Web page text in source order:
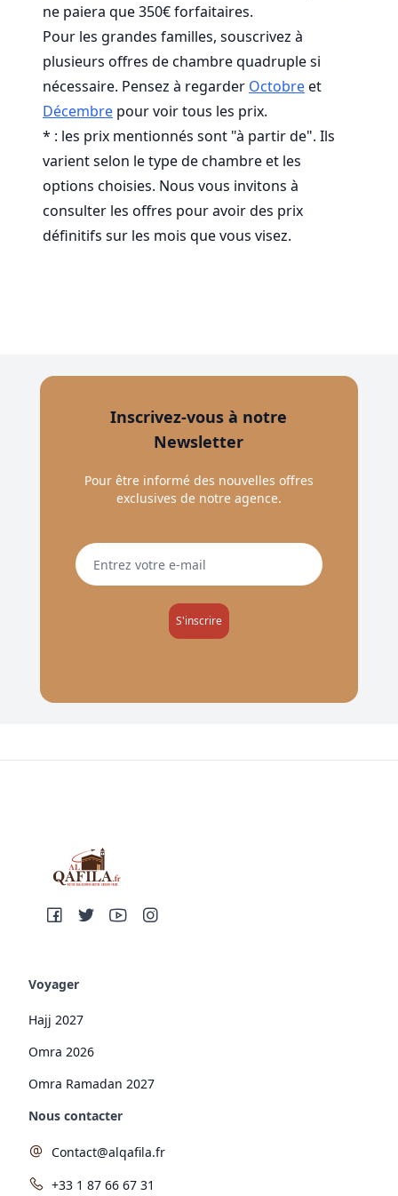
ne paiera que 350€ forfaitaires.
Pour les grandes familles, souscrivez à
plusieurs offres de chambre quadruple si
nécessaire. Pensez à regarder Octobreet
Décembre pour voir tous les prix.
* : les prix mentionnés sont "à partir de". Ils
varient selon le type de chambre et les
options choisies. Nous vous invitons à
consulter les offres pour avoir des prix
définitifs sur les mois que vous visez.
Inscrivez-vous à notre
Newsletter
Pour être informé des nouvelles offres
exclusives de notre agence.
S'inscrire
Voyager
Hajj 2027
Omra 2026
Omra Ramadan 2027
Nous contacter
Contact@alqafila.fr
+33 1 87 66 67 31